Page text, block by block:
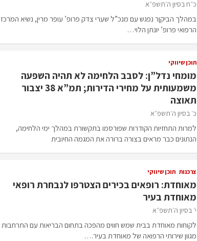
כ״ח בסיון ה׳תשפ״א
במהלך הביקןר נפגש עם מנכ”ל שערי צדק פרופ’ עופר מרין, נשיא המרכז
הרפואי פרופ’ יונתן הלוי…
תוכן שיווקי
מומחי נדל”ן: לסבב הלחימה לא תהיה השפעה
משמעותית על מחירי הדירות; תמ”א 38 יצבור
תאוצה
כ׳ בסיון ה׳תשפ״א
למרות התחזיות הקודרות שפורסמו בתקשורת במהלך ימי הלחימה,
הנתונים כבר מראים בצורה ברורה את המגמה החיובית
צרכנות תוכן שיווקי
מאוחדת: רופאים בכירים הצטרפו לנבחרת רופאי
מאוחדת בעיר
י׳ בסיון ה׳תשפ״א
לקוחות מאוחדת בבית שמש חווים מהפכה בתחום הבריאות עם התרחבות
מגוון שירותי הרפואה של מאוחדת בעיר.…